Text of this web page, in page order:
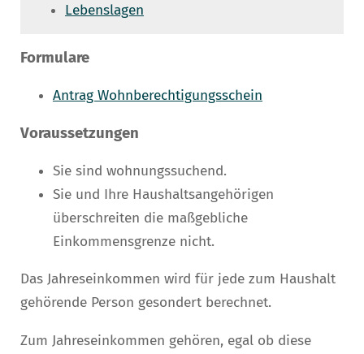
Lebenslagen
Formulare
Antrag Wohnberechtigungsschein
Voraussetzungen
Sie sind wohnungssuchend.
Sie und Ihre Haushaltsangehörigen
überschreiten die maßgebliche
Einkommensgrenze nicht.
Das Jahreseinkommen wird für jede zum Haushalt
gehörende Person gesondert berechnet.
Zum Jahreseinkommen gehören, egal ob diese